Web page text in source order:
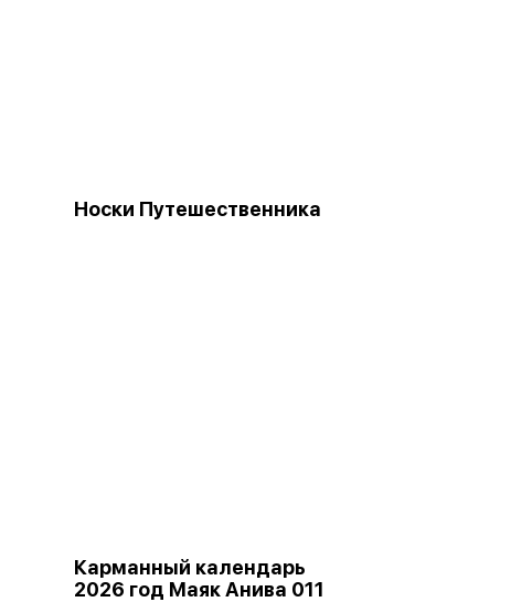
Носки Путешественника
Карманный календарь
2026 год Маяк Анива 011